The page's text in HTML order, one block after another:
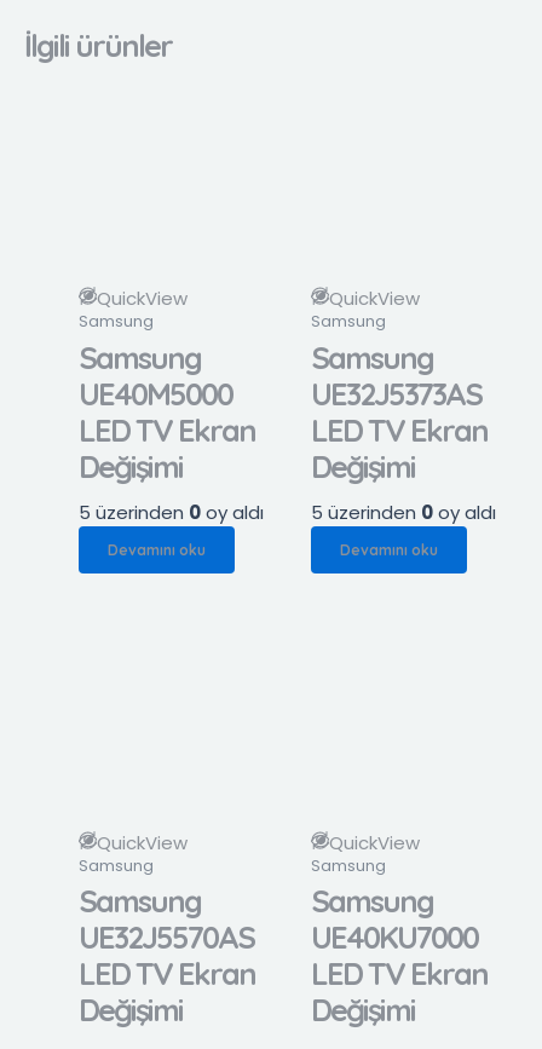
İlgili ürünler
QuickView
Samsung
Samsung
UE40M5000
LED TV Ekran
Değişimi
5 üzerinden 0oy aldı
Devamını oku
QuickView
Samsung
Samsung
UE32J5373AS
LED TV Ekran
Değişimi
5 üzerinden 0oy aldı
Devamını oku
QuickView
Samsung
Samsung
UE32J5570AS
LED TV Ekran
Değişimi
QuickView
Samsung
Samsung
UE40KU7000
LED TV Ekran
Değişimi